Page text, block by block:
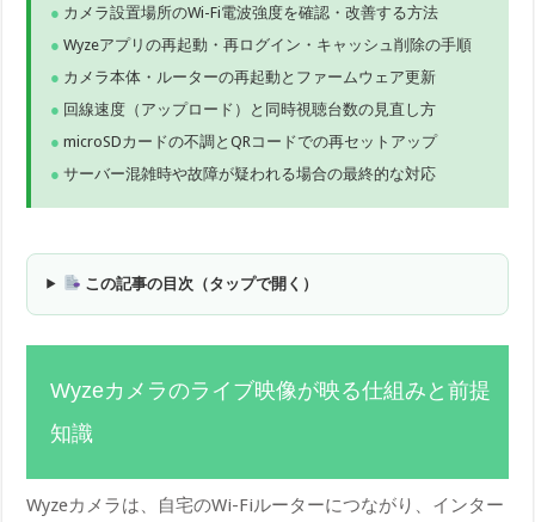
カメラ設置場所のWi-Fi電波強度を確認・改善する方法
Wyzeアプリの再起動・再ログイン・キャッシュ削除の手順
カメラ本体・ルーターの再起動とファームウェア更新
回線速度（アップロード）と同時視聴台数の見直し方
microSDカードの不調とQRコードでの再セットアップ
サーバー混雑時や故障が疑われる場合の最終的な対応
この記事の目次（タップで開く）
Wyzeカメラのライブ映像が映る仕組みと前提
知識
Wyzeカメラは、自宅のWi-Fiルーターにつながり、インター